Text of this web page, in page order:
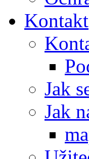
Kontakt
Jak
Jak